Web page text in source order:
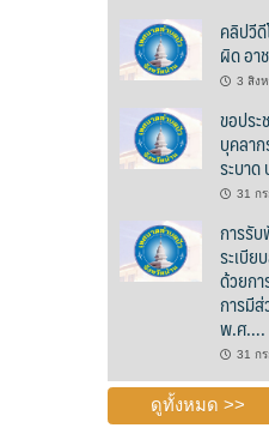
คลิปวี
ผิด อา
3 สิง
ขอปร
บุคลา
ระบาด
31 ก
การรั
ระเบี
ด้วยก
การมี
พ.ศ….
31 ก
ดูทั้งหมด >>